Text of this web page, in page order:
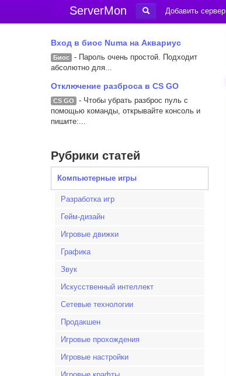
ServerMon Добавить сервер
Вход в биос Numa на Аквариус
Биос
- Пароль очень простой. Подходит
абсолютно для...
Отключение разброса в CS GO
CS GO
- Чтобы убрать разброс пуль с
помощью команды, открывайте консоль и
пишите:...
Рубрики статей
Компьютерные игры
Разработка игр
Гейм-дизайн
Игровые движки
Графика
Звук
Искусственный интеллект
Сетевые технологии
Продакшен
Игровые прохождения
Игровые настройки